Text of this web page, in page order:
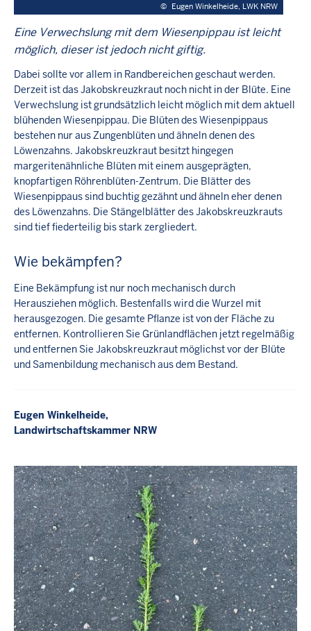
© Eugen Winkelheide, LWK NRW
Eine Verwechslung mit dem Wiesenpippau ist leicht
möglich, dieser ist jedoch nicht giftig.
Dabei sollte vor allem in Randbereichen geschaut werden.
Derzeit ist das Jakobskreuzkraut noch nicht in der Blüte. Eine
Verwechslung ist grundsätzlich leicht möglich mit dem aktuell
blühenden Wiesenpippau. Die Blüten des Wiesenpippaus
bestehen nur aus Zungenblüten und ähneln denen des
Löwenzahns. Jakobskreuzkraut besitzt hingegen
margeritenähnliche Blüten mit einem ausgeprägten,
knopfartigen Röhrenblüten-Zentrum. Die Blätter des
Wiesenpippaus sind buchtig gezähnt und ähneln eher denen
des Löwenzahns. Die Stängelblätter des Jakobskreuzkrauts
sind tief fiederteilig bis stark zergliedert.
Wie bekämpfen?
Eine Bekämpfung ist nur noch mechanisch durch
Herausziehen möglich. Bestenfalls wird die Wurzel mit
herausgezogen. Die gesamte Pflanze ist von der Fläche zu
entfernen. Kontrollieren Sie Grünlandflächen jetzt regelmäßig
und entfernen Sie Jakobskreuzkraut möglichst vor der Blüte
und Samenbildung mechanisch aus dem Bestand.
Eugen Winkelheide,
Landwirtschaftskammer NRW